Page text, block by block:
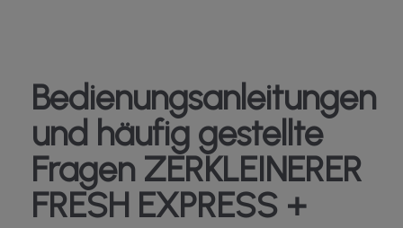
Bedienungsanleitungen
und häufig gestellte
Fragen ZERKLEINERER
FRESH EXPRESS +